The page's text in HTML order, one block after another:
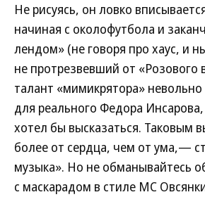
Не рисуясь, он ловко
начиная с околофутбола и
лендом» (не говоря про хаус, и
не протрезвевший от «Розового
талант «мимикрятора»
для реального Федора
хотел бы высказаться. Таковым
более от сердца, чем от ума,—
музыка». Но не обманывайтесь
с маскарадом в стиле MC